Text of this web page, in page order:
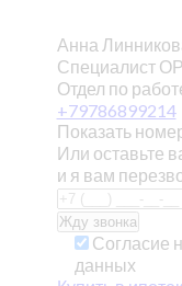
Анна
Специалист
Отдел по
+79786899214
Показать
Или оставьте
и я вам
Согласие
данных